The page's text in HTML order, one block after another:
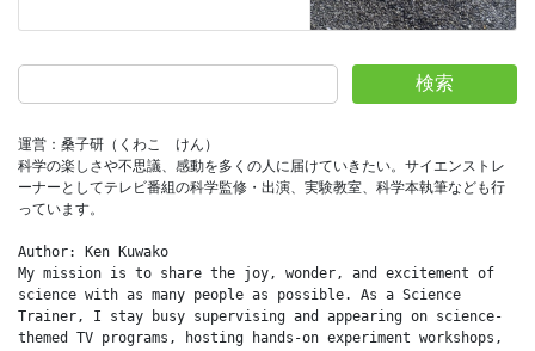
検索
運営：桑子研（くわこ　けん）
科学の楽しさや不思議、感動を多くの人に届けていきたい。サイエンストレ
ーナーとしてテレビ番組の科学監修・出演、実験教室、科学本執筆なども行
っています。
Author: Ken Kuwako
My mission is to share the joy, wonder, and excitement of
science with as many people as possible. As a Science
Trainer, I stay busy supervising and appearing on science-
themed TV programs, hosting hands-on experiment workshops,